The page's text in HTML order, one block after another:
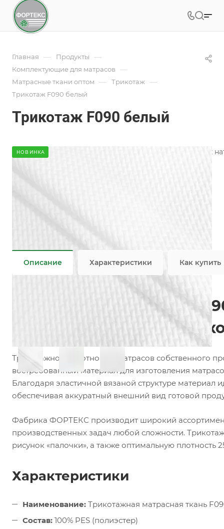
Главная — Продукты —
Комплектующие для матрасов —
Матрасные ткани оптом — Трикотаж —
Трикотаж F090 белый
Трикотаж F090 белый
НОВИНКА
В ФОРТЕКС вы найдете большой выбор трикотажных
250 гр/м2
Описание Характеристики Как купить
Матрасный трикотаж
топперов и
Трикотажное полотно для матрасов собственного
востребованный материал для изготовления
Благодаря эластичной вязаной структуре
обеспечивая аккуратный внешний вид готовой
Фабрика ФОРТЕКС производит широкий
производственных задач любой сложности.
рисунок «палочки», а также оптимальную плотность
Характеристики
Наименование: Трикотажная матрасная ткань
Состав: 100% PES (полиэстер)